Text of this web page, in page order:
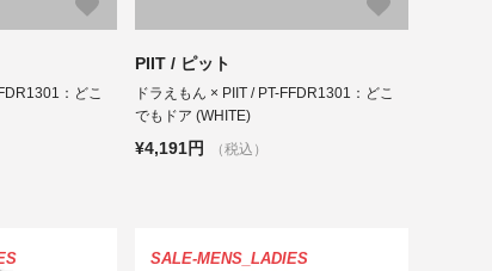
：どこ
PIIT / ピット
ドラえもん × PIIT / PT-FFDR1301：どこ
でもドア (WHITE)
¥4,191円 （税込）
SALE-MENS_LADIES